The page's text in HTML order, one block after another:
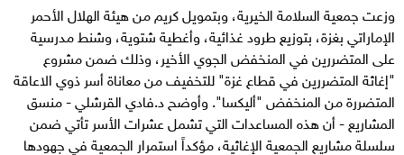
وزعت جمعية السلامة الخيرية، وبتمويل كريم من هيئة الهلال الأحمر
الإماراتي بغزة، بتوزيع طرود غذائية، وأغطية شتوية، وشنط مدرسية
على المتضررين في المنخفض الجوي الأخير، وذلك ضمن مشروع
"إغاثة المتضررين في قطاع غزة" للتخفيف من معاناة أسر ذوي الاعاقة
المتضررة من المنخفض "أليكسا". وأوضح د.فادي القرشلي - منسق
المشاريع - أن هذه المساعدات التي تشمل عشرات الأسر تأتي ضمن
سلسلة مشاريع الجمعية الإغاثية، مؤكداً استمرار الجمعية في جهودها